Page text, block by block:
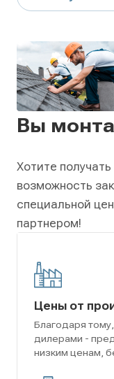
Вы
Хотите
возможность
специальной
партнером!
Цены от
Благодаря
дилерами -
низким ценам,